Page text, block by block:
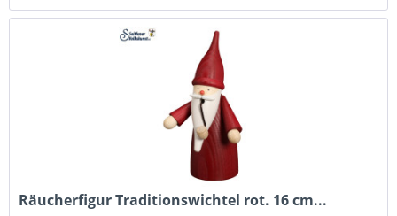
Räucherfigur Traditionswichtel rot. 16 cm...